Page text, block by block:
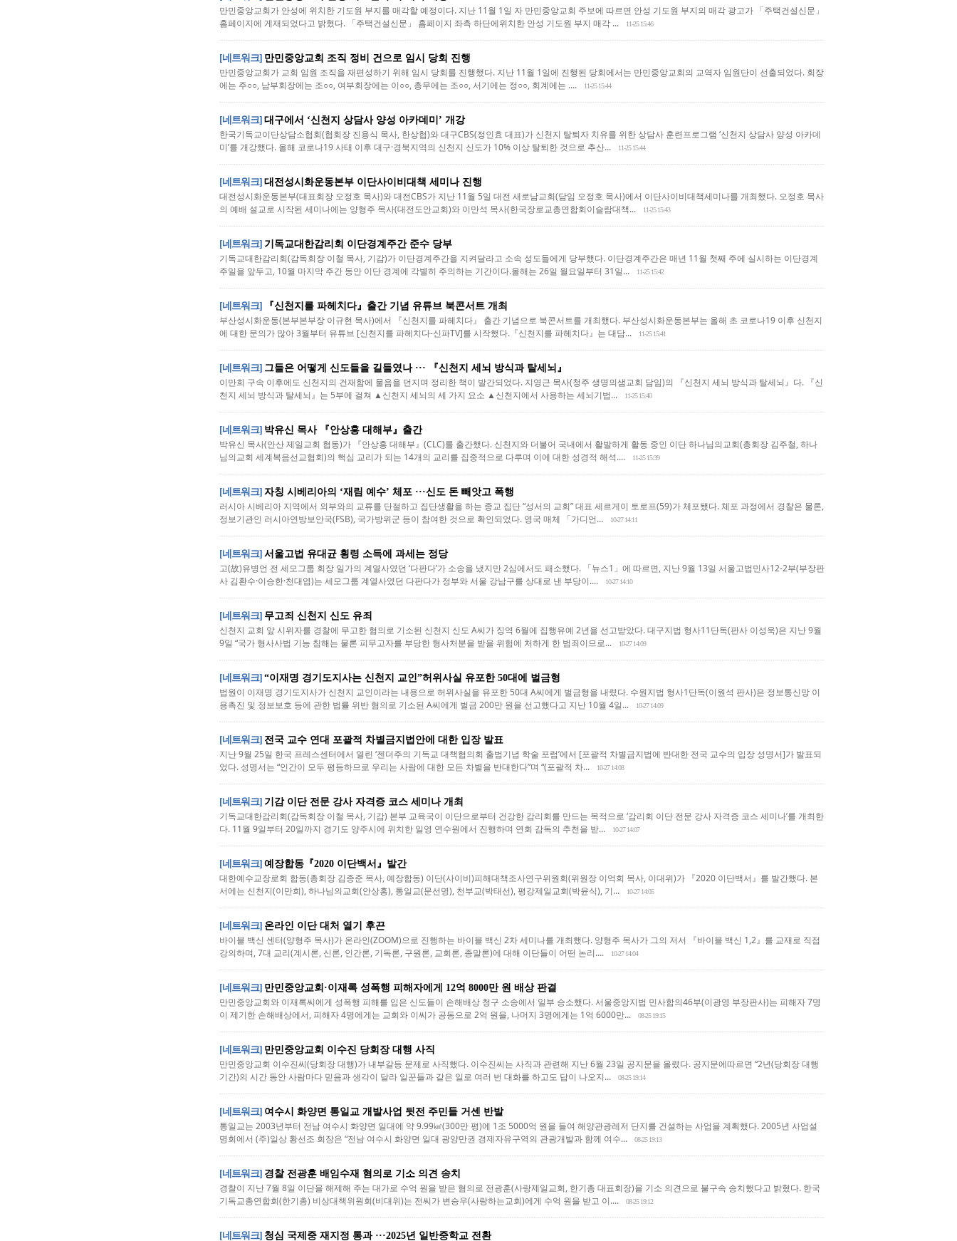
만민중앙교회가 안성에 위치한 기도원 부지를 매각할 예정이다. 지난 11월 1일 자 만민중앙교회 주보에 따르면 안성 기도원 부지의 매각 광고가 「주택건설신문」
홈페이지에 게재되었다고 밝혔다. 「주택건설신문」 홈페이지 좌측 하단에위치한 안성 기도원 부지 매각 ...
11-25 15:46
[네트워크] 만민중앙교회 조직 정비 건으로 임시 당회 진행
만민중앙교회가 교회 임원 조직을 재편성하기 위해 임시 당회를 진행했다. 지난 11월 1일에 진행된 당회에서는 만민중앙교회의 교역자 임원단이 선출되었다. 회장
에는 주○○, 남부회장에는 조○○, 여부회장에는 이○○, 총무에는 조○○, 서기에는 정○○, 회계에는 ....
11-25 15:44
[네트워크] 대구에서 ‘신천지 상담사 양성 아카데미’ 개강
한국기독교이단상담소협회(협회장 진용식 목사, 한상협)와 대구CBS(정인효 대표)가 신천지 탈퇴자 치유를 위한 상담사 훈련프로그램 ‘신천지 상담사 양성 아카데
미’를 개강했다. 올해 코로나19 사태 이후 대구·경북지역의 신천지 신도가 10% 이상 탈퇴한 것으로 추산...
11-25 15:44
[네트워크] 대전성시화운동본부 이단사이비대책 세미나 진행
대전성시화운동본부(대표회장 오정호 목사)와 대전CBS가 지난 11월 5일 대전 새로남교회(담임 오정호 목사)에서 이단사이비대책세미나를 개최했다. 오정호 목사
의 예배 설교로 시작된 세미나에는 양형주 목사(대전도안교회)와 이만석 목사(한국장로교총연합회이슬람대책...
11-25 15:43
[네트워크] 기독교대한감리회 이단경계주간 준수 당부
기독교대한감리회(감독회장 이철 목사, 기감)가 이단경계주간을 지켜달라고 소속 성도들에게 당부했다. 이단경계주간은 매년 11월 첫째 주에 실시하는 이단경계
주일을 앞두고, 10월 마지막 주간 동안 이단 경계에 각별히 주의하는 기간이다.올해는 26일 월요일부터 31일...
11-25 15:42
[네트워크] 『신천지를 파헤치다』출간 기념 유튜브 북콘서트 개최
부산성시화운동(본부본부장 이규현 목사)에서 『신천지를 파헤치다』 출간 기념으로 북콘서트를 개최했다. 부산성시화운동본부는 올해 초 코로나19 이후 신천지
에 대한 문의가 많아 3월부터 유튜브 [신천지를 파헤치다-신파TV]를 시작했다.『신천지를 파헤치다』는 대담...
11-25 15:41
[네트워크] 그들은 어떻게 신도들을 길들였나 ··· 『신천지 세뇌 방식과 탈세뇌』
이만희 구속 이후에도 신천지의 건재함에 물음을 던지며 정리한 책이 발간되었다. 지영근 목사(청주 생명의샘교회 담임)의 『신천지 세뇌 방식과 탈세뇌』다. 『신
천지 세뇌 방식과 탈세뇌』는 5부에 걸쳐 ▲신천지 세뇌의 세 가지 요소 ▲신천지에서 사용하는 세뇌기법...
11-25 15:40
[네트워크] 박유신 목사 『안상홍 대해부』출간
박유신 목사(안산 제일교회 협동)가 『안상홍 대해부』(CLC)를 출간했다. 신천지와 더불어 국내에서 활발하게 활동 중인 이단 하나님의교회(총회장 김주철, 하나
님의교회 세계복음선교협회)의 핵심 교리가 되는 14개의 교리를 집중적으로 다루며 이에 대한 성경적 해석....
11-25 15:39
[네트워크] 자칭 시베리아의 ‘재림 예수’ 체포 ···신도 돈 빼앗고 폭행
러시아 시베리아 지역에서 외부와의 교류를 단절하고 집단생활을 하는 종교 집단 “성서의 교회” 대표 세르게이 토로프(59)가 체포됐다. 체포 과정에서 경찰은 물론,
정보기관인 러시아연방보안국(FSB), 국가방위군 등이 참여한 것으로 확인되었다. 영국 매체 「가디언...
10-27 14:11
[네트워크] 서울고법 유대균 횡령 소득에 과세는 정당
고(故)유병언 전 세모그룹 회장 일가의 계열사였던 ‘다판다’가 소송을 냈지만 2심에서도 패소했다. 「뉴스1」에 따르면, 지난 9월 13일 서울고법민사12-2부(부장판
사 김환수·이승한·천대엽)는 세모그룹 계열사였던 다판다가 정부와 서울 강남구를 상대로 낸 부당이....
10-27 14:10
[네트워크] 무고죄 신천지 신도 유죄
신천지 교회 앞 시위자를 경찰에 무고한 혐의로 기소된 신천지 신도 A씨가 징역 6월에 집행유예 2년을 선고받았다. 대구지법 형사11단독(판사 이성욱)은 지난 9월
9일 “국가 형사사법 기능 침해는 물론 피무고자를 부당한 형사처분을 받을 위험에 처하게 한 범죄이므로...
10-27 14:09
[네트워크] “이재명 경기도지사는 신천지 교인”허위사실 유포한 50대에 벌금형
법원이 이재명 경기도지사가 신천지 교인이라는 내용으로 허위사실을 유포한 50대 A씨에게 벌금형을 내렸다. 수원지법 형사1단독(이원석 판사)은 정보통신망 이
용촉진 및 정보보호 등에 관한 법률 위반 혐의로 기소된 A씨에게 벌금 200만 원을 선고했다고 지난 10월 4일...
10-27 14:09
[네트워크] 전국 교수 연대 포괄적 차별금지법안에 대한 입장 발표
지난 9월 25일 한국 프레스센터에서 열린 ‘젠더주의 기독교 대책협의회 출범기념 학술 포럼’에서 [포괄적 차별금지법에 반대한 전국 교수의 입장 성명서]가 발표되
었다. 성명서는 “인간이 모두 평등하므로 우리는 사람에 대한 모든 차별을 반대한다”며 “(포괄적 차...
10-27 14:08
[네트워크] 기감 이단 전문 강사 자격증 코스 세미나 개최
기독교대한감리회(감독회장 이철 목사, 기감) 본부 교육국이 이단으로부터 건강한 감리회를 만드는 목적으로 ‘감리회 이단 전문 강사 자격증 코스 세미나’를 개최한
다. 11월 9일부터 20일까지 경기도 양주시에 위치한 일영 연수원에서 진행하며 연회 감독의 추천을 받...
10-27 14:07
[네트워크] 예장합동『2020 이단백서』발간
대한예수교장로회 합동(총회장 김종준 목사, 예장합동) 이단(사이비)피해대책조사연구위원회(위원장 이억희 목사, 이대위)가 『2020 이단백서』를 발간했다. 본
서에는 신천지(이만희), 하나님의교회(안상홍), 통일교(문선명), 천부교(박태선), 평강제일교회(박윤식), 기...
10-27 14:05
[네트워크] 온라인 이단 대처 열기 후끈
바이블 백신 센터(양형주 목사)가 온라인(ZOOM)으로 진행하는 바이블 백신 2차 세미나를 개최했다. 양형주 목사가 그의 저서 『바이블 백신 1,2』를 교재로 직접
강의하며, 7대 교리(계시론, 신론, 인간론, 기독론, 구원론, 교회론, 종말론)에 대해 이단들이 어떤 논리....
10-27 14:04
[네트워크] 만민중앙교회·이재록 성폭행 피해자에게 12억 8000만 원 배상 판결
만민중앙교회와 이재록씨에게 성폭행 피해를 입은 신도들이 손해배상 청구 소송에서 일부 승소했다. 서울중앙지법 민사합의46부(이광영 부장판사)는 피해자 7명
이 제기한 손해배상에서, 피해자 4명에게는 교회와 이씨가 공동으로 2억 원을, 나머지 3명에게는 1억 6000만...
08-25 19:15
[네트워크] 만민중앙교회 이수진 당회장 대행 사직
만민중앙교회 이수진씨(당회장 대행)가 내부갈등 문제로 사직했다. 이수진씨는 사직과 관련해 지난 6월 23일 공지문을 올렸다. 공지문에따르면 “2년(당회장 대행
기간)의 시간 동안 사람마다 믿음과 생각이 달라 일꾼들과 같은 일로 여러 번 대화를 하고도 답이 나오지...
08-25 19:14
[네트워크] 여수시 화양면 통일교 개발사업 뒷전 주민들 거센 반발
통일교는 2003년부터 전남 여수시 화양면 일대에 약 9.99㎢(300만 평)에 1조 5000억 원을 들여 해양관광레저 단지를 건설하는 사업을 계획했다. 2005년 사업설
명회에서 (주)일상 황선조 회장은 “전남 여수시 화양면 일대 광양만권 경제자유구역의 관광개발과 함께 여수...
08-25 19:13
[네트워크] 경찰 전광훈 배임수재 혐의로 기소 의견 송치
경찰이 지난 7월 8일 이단을 해제해 주는 대가로 수억 원을 받은 혐의로 전광훈(사랑제일교회, 한기총 대표회장)을 기소 의견으로 불구속 송치했다고 밝혔다. 한국
기독교총연합회(한기총) 비상대책위원회(비대위)는 전씨가 변승우(사랑하는교회)에게 수억 원을 받고 이....
08-25 19:12
[네트워크] 청심 국제중 재지정 통과 ···2025년 일반중학교 전환